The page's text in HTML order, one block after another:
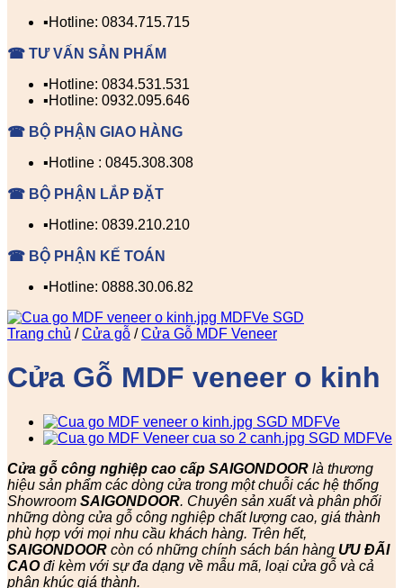
▪️Hotline: 0834.715.715
☎ TƯ VẤN SẢN PHẨM
▪️Hotline: 0834.531.531
▪️Hotline: 0932.095.646
☎ BỘ PHẬN GIAO HÀNG
▪️Hotline : 0845.308.308
☎ BỘ PHẬN LẮP ĐẶT
▪️Hotline: 0839.210.210
☎ BỘ PHẬN KẾ TOÁN
▪️Hotline: 0888.30.06.82
Trang chủ / Cửa gỗ / Cửa Gỗ MDF Veneer
Cửa Gỗ MDF veneer o kinh
Cửa gỗ công nghiệp cao cấp SAIGONDOOR là thương
hiệu sản phẩm các dòng cửa trong một chuỗi các hệ thống
Showroom SAIGONDOOR. Chuyên sản xuất và phân phối
những dòng cửa gỗ công nghiệp chất lượng cao, giá thành
phù hợp với mọi nhu cầu khách hàng. Trên hết,
SAIGONDOOR còn có những chính sách bán hàng ƯU ĐÃI
CAOđi kèm với sự đa dạng về mẫu mã, loại cửa gỗ và cả
phân khúc giá thành.